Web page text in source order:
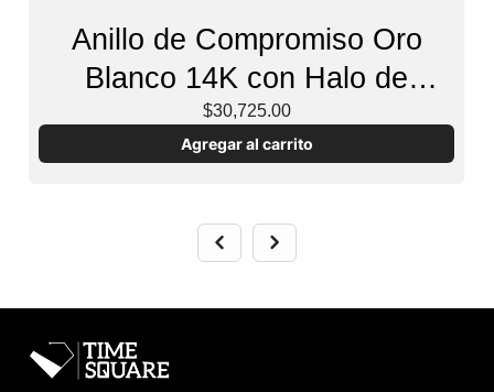
Anillo de Compromiso Oro
Blanco 14K con Halo de
Diamantes
$30,725.00
Agregar al carrito